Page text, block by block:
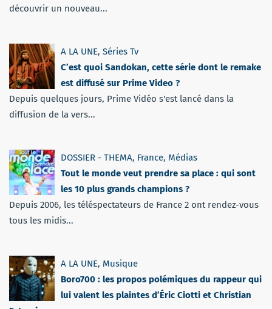
découvrir un nouveau...
A LA UNE, Séries Tv
C’est quoi Sandokan, cette série dont le remake
est diffusé sur Prime Video ?
Depuis quelques jours, Prime Vidéo s'est lancé dans la
diffusion de la vers...
DOSSIER - THEMA, France, Médias
Tout le monde veut prendre sa place : qui sont
les 10 plus grands champions ?
Depuis 2006, les téléspectateurs de France 2 ont rendez-vous
tous les midis...
A LA UNE, Musique
Boro700 : les propos polémiques du rappeur qui
lui valent les plaintes d’Éric Ciotti et Christian